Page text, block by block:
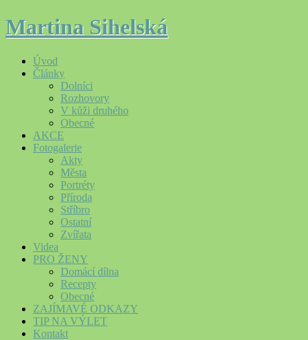
Martina Sihelská
Úvod
Články
Dolníci
Rozhovory
V kůži druhého
Obecné
AKCE
Fotogalerie
Akty
Města
Portréty
Příroda
Stříbro
Ostatní
Zvířata
Videa
PRO ŽENY
Domácí dílna
Recepty
Obecné
ZAJÍMAVÉ ODKAZY
TIP NA VÝLET
Kontakt